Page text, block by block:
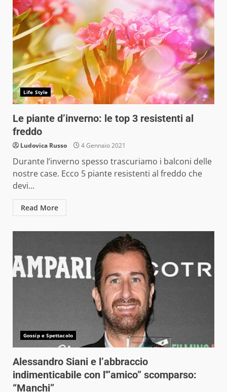
Life Style
Le piante d’inverno: le top 3 resistenti al
freddo
Ludovica Russo 4 Gennaio 2021
Durante l’inverno spesso trascuriamo i balconi delle
nostre case. Ecco 5 piante resistenti al freddo che
devi...
Read More
Gossip e Spettacolo
Alessandro Siani e l’abbraccio
indimenticabile con l'”amico” scomparso:
“Manchi”